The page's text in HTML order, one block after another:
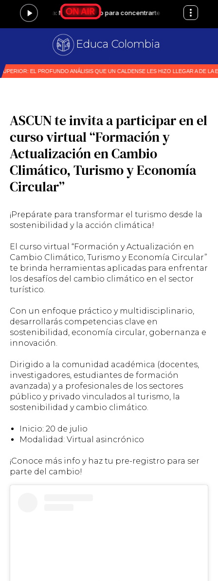
Educa Colombia
ASCUN te invita a participar en el
curso virtual “Formación y
Actualización en Cambio
Climático, Turismo y Economía
Circular”
¡Prepárate para transformar el turismo desde la
sostenibilidad y la acción climática!
El curso virtual “Formación y Actualización en
Cambio Climático, Turismo y Economía Circular”
te brinda herramientas aplicadas para enfrentar
los desafíos del cambio climático en el sector
turístico.
Con un enfoque práctico y multidisciplinario,
desarrollarás competencias clave en
sostenibilidad, economía circular, gobernanza e
innovación.
Dirigido a la comunidad académica (docentes,
investigadores, estudiantes de formación
avanzada) y a profesionales de los sectores
público y privado vinculados al turismo, la
sostenibilidad y cambio climático.
Inicio: 20 de julio
Modalidad: Virtual asincrónico
¡Conoce más info y haz tu pre-registro para ser
parte del cambio!